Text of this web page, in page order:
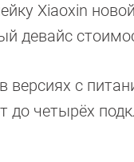
Xiaoxin
девайс
версиях с
до четырёх